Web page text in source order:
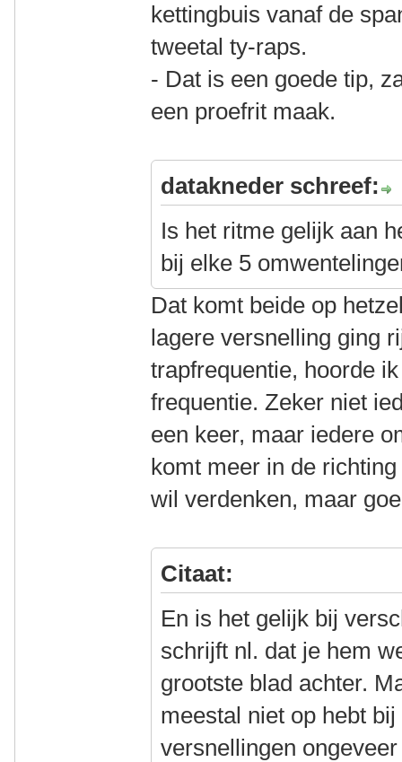
kettingbuis vanaf de
tweetal ty-raps.
- Dat is een goede tip,
een proefrit maak.
datakneder schreef:
Is het ritme gelijk aan
bij elke 5
Dat komt beide op
lagere versnelling ging
trapfrequentie, hoorde
frequentie. Zeker niet
een keer, maar iedere
komt meer in de
wil verdenken, maar
Citaat:
En is het gelijk bij
schrijft nl. dat je hem
grootste blad achter.
meestal niet op hebt
versnellingen